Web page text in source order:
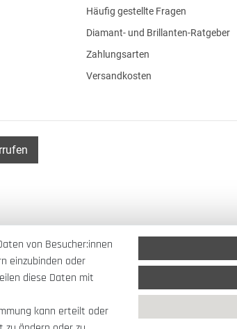
Häufig gestellte Fragen
Diamant- und Brillanten-Ratgeber
Zahlungsarten
Versandkosten
von Besucher:innen
einzubinden oder
diese Daten mit
kann erteilt oder